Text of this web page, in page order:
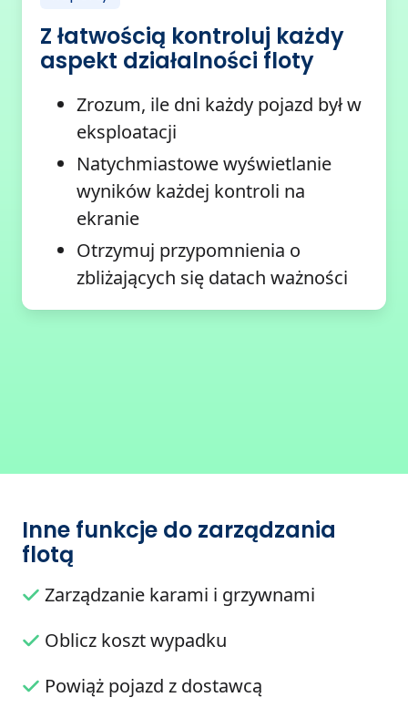
Z łatwością kontroluj każdy
aspekt działalności floty
Zrozum, ile dni każdy pojazd był w
eksploatacji
Natychmiastowe wyświetlanie
wyników każdej kontroli na
ekranie
Otrzymuj przypomnienia o
zbliżających się datach ważności
Inne funkcje do zarządzania
flotą
Zarządzanie karami i grzywnami
Oblicz koszt wypadku
Powiąż pojazd z dostawcą